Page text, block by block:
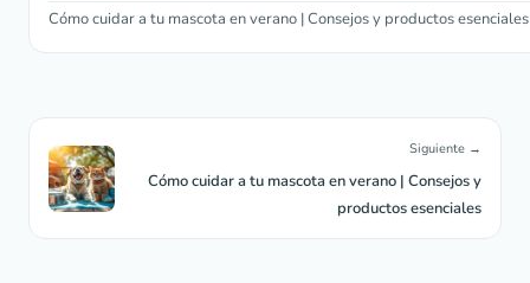
Cómo cuidar a tu mascota en verano | Consejos y productos esenciales
Siguiente →
Cómo cuidar a tu mascota en verano | Consejos y
productos esenciales